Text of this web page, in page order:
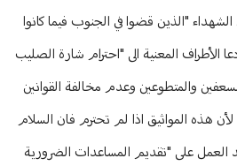
الشهداء "الذين قضوا في الجنوب فيما كانوا
الأطراف المعنية الى "احترام شارة الصليب
والمتطوعين وعدم مخالفة القوانين
لأن هذه المواثيق اذا لم تحترم فان السلام
العمل على "تقديم المساعدات الضرورية